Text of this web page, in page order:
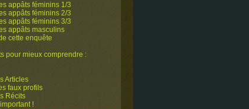
appâts féminins 1/3
appâts féminins 2/3
appâts féminins 3/3
appâts masculins
cette enquête
pour mieux comprendre :
Articles
faux profils
Récits
!